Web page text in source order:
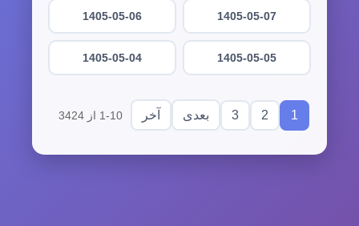
1405-05-07
1405-05-06
1405-05-05
1405-05-04
1
2
3 بعدی آخر 1-10 از 3424